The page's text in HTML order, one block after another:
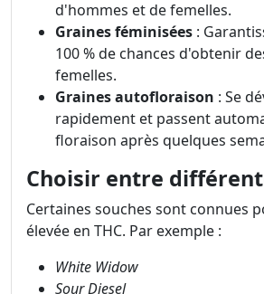
d'hommes et de femelles.
Graines féminisées :
100 % de chances d'obtenir
femelles.
Graines autofloraison : Se
rapidement et passent
floraison après quelques
Choisir entre
Certaines souches sont connues
élevée en THC. Par exemple :
White Widow
Sour Diesel